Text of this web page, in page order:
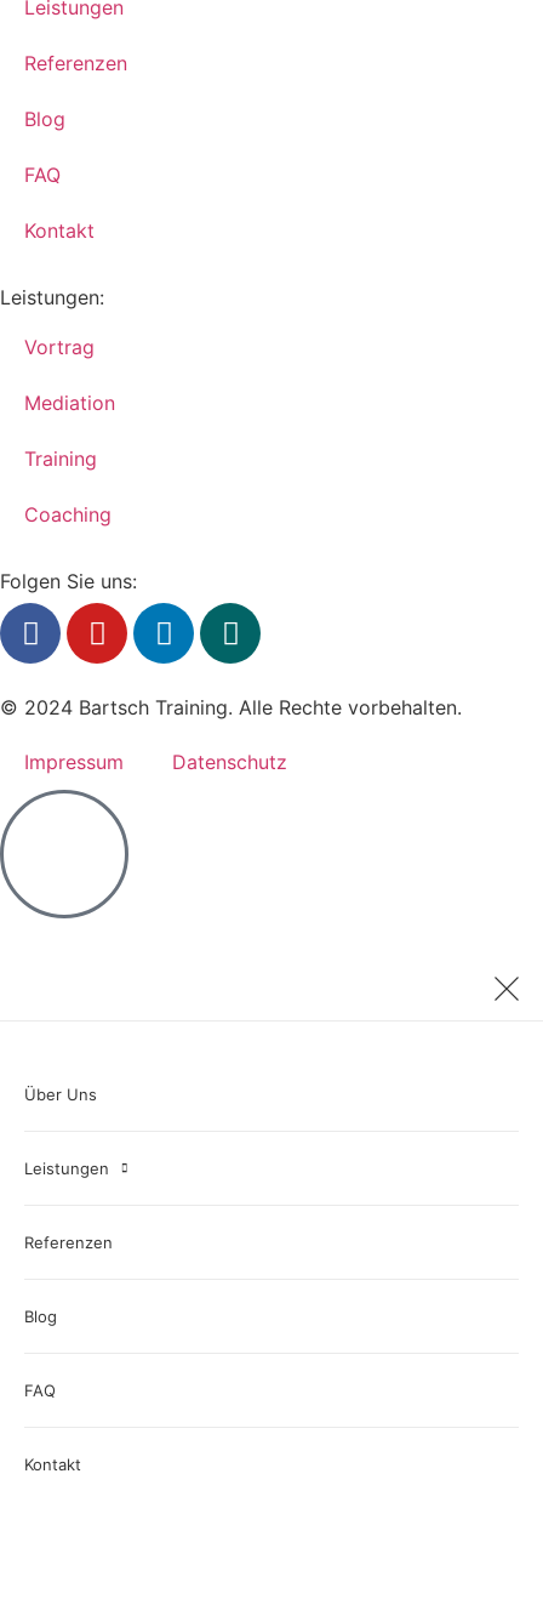
Leistungen
Referenzen
Blog
FAQ
Kontakt
Leistungen:
Vortrag
Mediation
Training
Coaching
Folgen Sie uns:
© 2024 Bartsch Training. Alle Rechte vorbehalten.
Impressum Datenschutz
Über Uns
Leistungen
Referenzen
Blog
FAQ
Kontakt